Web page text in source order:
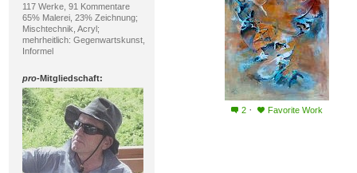
117 Werke, 91 Kommentare
65% Malerei, 23% Zeichnung;
Mischtechnik, Acryl;
mehrheitlich: Gegenwartskunst,
Informel
pro-Mitgliedschaft:
2 · Favorite Work